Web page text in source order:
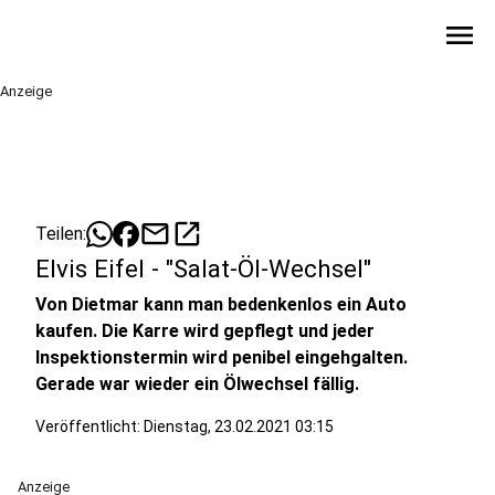
menu
Anzeige
Teilen: mailopen_in_new
Elvis Eifel - "Salat-Öl-Wechsel"
Von Dietmar kann man bedenkenlos ein Auto
kaufen. Die Karre wird gepflegt und jeder
Inspektionstermin wird penibel eingehgalten.
Gerade war wieder ein Ölwechsel fällig.
Veröffentlicht: Dienstag, 23.02.2021 03:15
Anzeige